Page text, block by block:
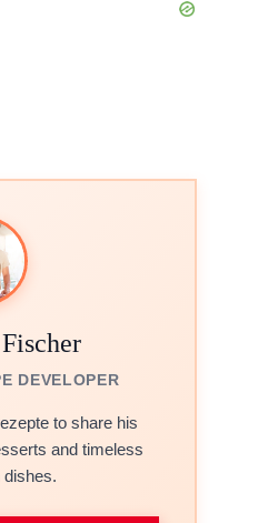
DEVELOPER
to share his
and timeless
dishes.